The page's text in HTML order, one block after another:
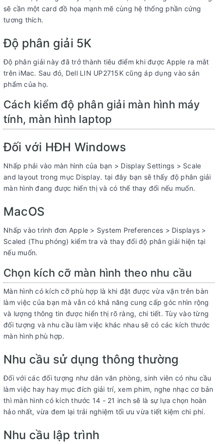
sẽ cần một card đồ họa mạnh mẽ cùng hệ thống phần cứng
tương thích.
Độ phân giải 5K
Độ phân giải này đã trở thành tiêu điểm khi được Apple ra mắt
trên iMac. Sau đó, Dell LIN UP2715K cũng áp dụng vào sản
phẩm của họ.
Cách kiểm độ phân giải màn hình máy
tính, màn hình laptop
Đối với HĐH Windows
Nhấp phải vào màn hình của bạn > Display Settings > Scale
and layout trong mục Display. tại đây bạn sẽ thấy độ phân giải
màn hình đang được hiển thị và có thể thay đổi nếu muốn.
MacOS
Nhấp vào trình đơn Apple > System Preferences > Displays >
Scaled (Thu phóng) kiểm tra và thay đổi độ phân giải hiện tại
nếu muốn.
Chọn kích cỡ màn hình theo nhu cầu
Màn hình có kích cỡ phù hợp là khi đặt được vừa vặn trên bàn
làm việc của bạn mà vẫn có khả năng cung cấp góc nhìn rộng
và lượng thông tin được hiển thị rõ ràng, chi tiết. Tùy vào từng
đối tượng và nhu cầu làm việc khác nhau sẽ có các kích thước
màn hình phù hợp.
Nhu cầu sử dụng thông thường
Đối với các đối tượng như dân văn phòng, sinh viên có nhu cầu
làm việc hay hay mục đích giải trí, xem phim, nghe nhạc cơ bản
thì màn hình có kích thước 14 - 21 inch sẽ là sự lựa chọn hoàn
hảo nhất, vừa đem lại trải nghiệm tối ưu vừa tiết kiệm chi phí.
Nhu cầu lập trình